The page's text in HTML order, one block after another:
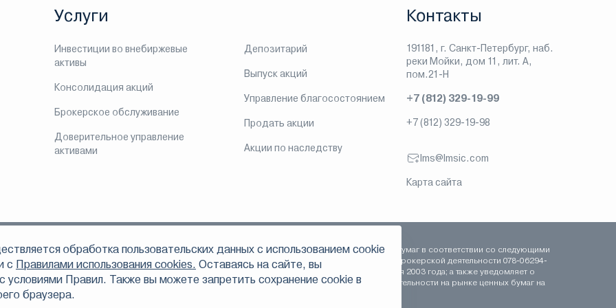
Услуги
Инвестиции во внебиржевые
активы
Консолидация акций
Брокерское обслуживание
Доверительное управление
активами
Депозитарий
Выпуск акций
Управление благосостоянием
Продать акции
Акции по наследству
Контакты
191181, г. Санкт-Петербург, наб.
реки Мойки, дом 11, лит. А,
пом.21-Н
+7 (812) 329-19-99
+7 (812) 329-19-98
lms@lmsic.com
Карта сайта
что АО «Инвестиционная компания ЛМС» осуществляет свою деятельность на рынке ценных бумаг в соответствии со следующими
доверительному управлению ценными бумагами 078-06324-001000 от 16 сентября 2003 года, брокерской деятельности 078-06294-
010000 от 16 сентября 2003 года, депозитарной деятельности 078-06328-000100 от 16 сентября 2003 года; а также уведомляет о
числе вследствие осуществления АО «Инвестиционная компания ЛМС» профессиональной деятельности на рынке ценных бумаг на
обработка пользовательских данных с использованием сookie
с Правилами использования cookies. Оставаясь на сайте, вы
условиями Правил. Также вы можете запретить сохранение сookie в
браузера.